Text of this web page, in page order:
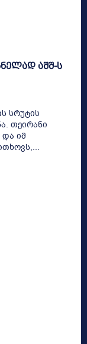
აშშ-ს
სრუტის
თეირანი
და იმ